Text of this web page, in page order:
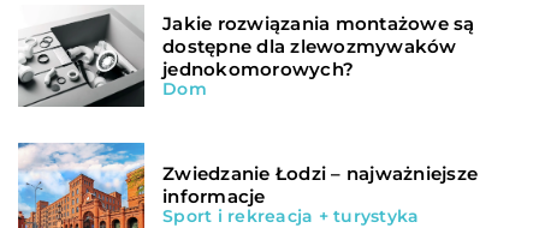
Jakie rozwiązania montażowe są
dostępne dla zlewozmywaków
jednokomorowych?
Dom
Zwiedzanie Łodzi – najważniejsze
informacje
Sport i rekreacja + turystyka